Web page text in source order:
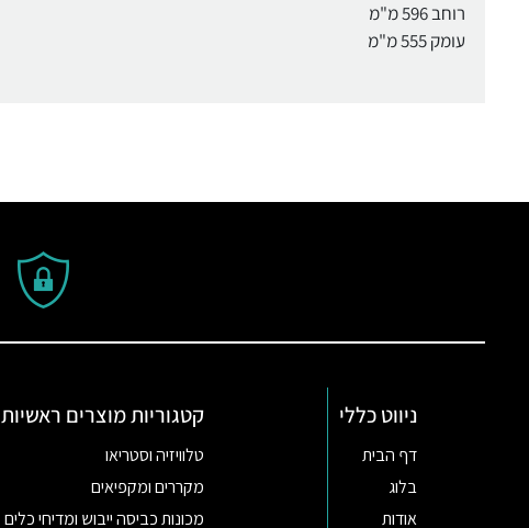
רוחב 596 מ"מ
עומק 555 מ"מ
ניווט כללי
דף הבית
בלוג
אודות
קטגוריות מוצרים ראשיות
טלוויזיה וסטריאו
מקררים ומקפיאים
מכונות כביסה ייבוש ומדיחי כלים